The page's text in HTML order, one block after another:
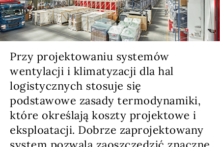
Przy projektowaniu systemów
wentylacji i klimatyzacji dla hal
logistycznych stosuje się
podstawowe zasady termodynamiki,
które określają koszty projektowe i
eksploatacji. Dobrze zaprojektowany